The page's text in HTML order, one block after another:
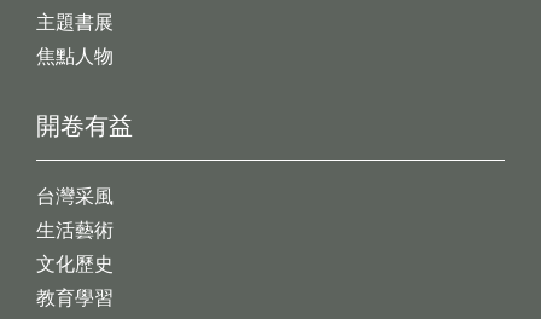
開卷有益
台灣采風
生活藝術
文化歷史
教育學習
主題書展
焦點人物